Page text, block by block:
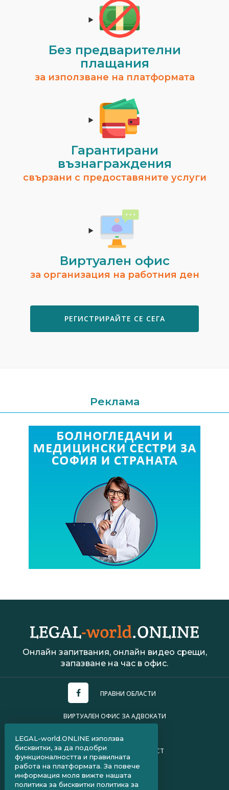
Без предварителни
плащания
за използване на платформата
Гарантирани
възнаграждения
свързани с предоставяните услуги
Виртуален офис
за организация на работния ден
РЕГИСТРИРАЙТЕ СЕ СЕГА
Реклама
Онлайн запитвания, онлайн видео срещи,
запазване на час в офис.
ПРАВНИ ОБЛАСТИ
ВИРТУАЛЕН ОФИС ЗА АДВОКАТИ
ПОЛИТИКА ЗА ПОВЕРИТЕЛНОСТ
ЧЗВ ЗА КЛИЕНТИ
ЧЗВ ЗА АДВОКАТИ
LEGAL-world.ONLINE използва
бисквитки, за да подобри
функционалността и правилната
работа на платформата. За повече
информация моля вижте нашата
политика за бисквитки политика за